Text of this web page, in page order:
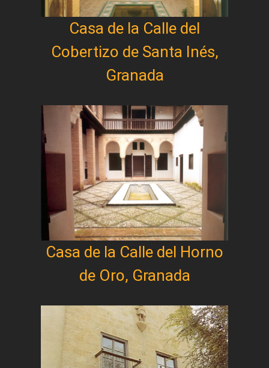
Casa de la Calle del
Cobertizo de Santa Inés,
Granada
Casa de la Calle del Horno
de Oro, Granada